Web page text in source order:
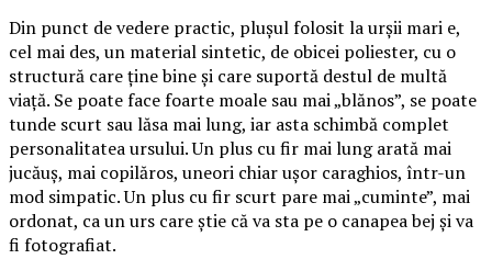
Din punct de vedere practic, plușul folosit la urșii mari e,
cel mai des, un material sintetic, de obicei poliester, cu o
structură care ține bine și care suportă destul de multă
viață. Se poate face foarte moale sau mai „blănos”, se poate
tunde scurt sau lăsa mai lung, iar asta schimbă complet
personalitatea ursului. Un plus cu fir mai lung arată mai
jucăuș, mai copilăros, uneori chiar ușor caraghios, într-un
mod simpatic. Un plus cu fir scurt pare mai „cuminte”, mai
ordonat, ca un urs care știe că va sta pe o canapea bej și va
fi fotografiat.